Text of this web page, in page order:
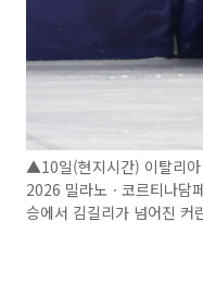
▲10일(현지시간) 이탈리아
2026 밀라노ㆍ코르티나담
승에서 김길리가 넘어진 커